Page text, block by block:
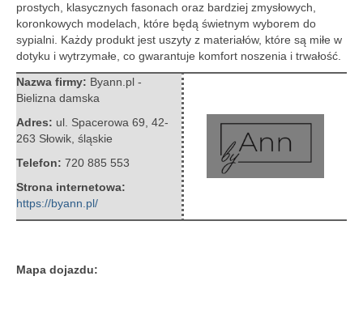
prostych, klasycznych fasonach oraz bardziej zmysłowych,
koronkowych modelach, które będą świetnym wyborem do
sypialni. Każdy produkt jest uszyty z materiałów, które są miłe w
dotyku i wytrzymałe, co gwarantuje komfort noszenia i trwałość.
Nazwa firmy: Byann.pl -
Bielizna damska
Adres: ul. Spacerowa 69 42-
263 Słowik śląskie
Telefon: 720 885 553
Strona internetowa:
https://byann.pl/
Mapa dojazdu: